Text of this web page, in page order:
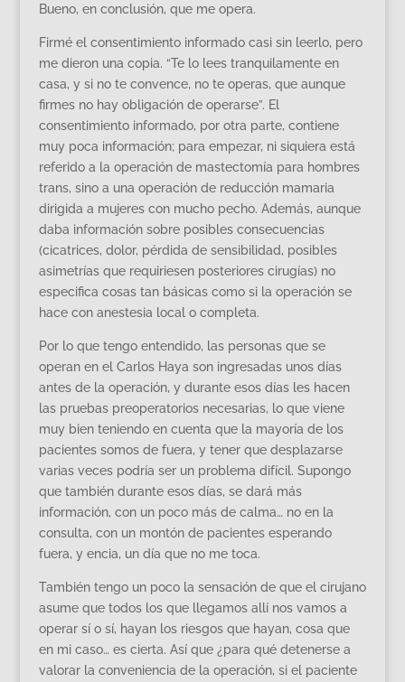
Bueno, en conclusión, que me opera.
Firmé el consentimiento informado casi sin leerlo, pero
me dieron una copia. “Te lo lees tranquilamente en
casa, y si no te convence, no te operas, que aunque
firmes no hay obligación de operarse”. El
consentimiento informado, por otra parte, contiene
muy poca información; para empezar, ni siquiera está
referido a la operación de mastectomía para hombres
trans, sino a una operación de reducción mamaria
dirigida a mujeres con mucho pecho. Además, aunque
daba información sobre posibles consecuencias
(cicatrices, dolor, pérdida de sensibilidad, posibles
asimetrías que requiriesen posteriores cirugías) no
especifica cosas tan básicas como si la operación se
hace con anestesia local o completa.
Por lo que tengo entendido, las personas que se
operan en el Carlos Haya son ingresadas unos días
antes de la operación, y durante esos días les hacen
las pruebas preoperatorios necesarias, lo que viene
muy bien teniendo en cuenta que la mayoría de los
pacientes somos de fuera, y tener que desplazarse
varias veces podría ser un problema difícil. Supongo
que también durante esos días, se dará más
información, con un poco más de calma… no en la
consulta, con un montón de pacientes esperando
fuera, y encia, un día que no me toca.
También tengo un poco la sensación de que el cirujano
asume que todos los que llegamos allí nos vamos a
operar sí o sí, hayan los riesgos que hayan, cosa que
en mi caso… es cierta. Así que ¿para qué detenerse a
valorar la conveniencia de la operación, si el paciente